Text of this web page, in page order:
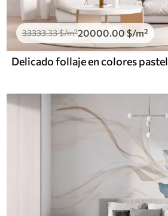
33333.33$/m²20000.00 $/m²
Delicado follaje en colores pastel